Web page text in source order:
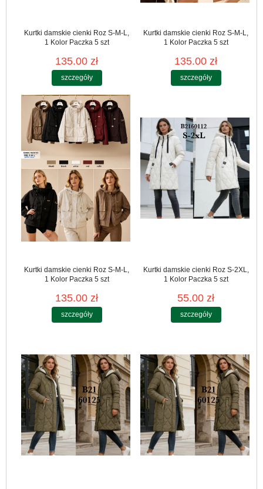
Kurtki damskie cienki Roz S-M-L,
1 Kolor Paczka 5 szt
135.00 zł
szczegóły
Kurtki damskie cienki Roz S-M-L,
1 Kolor Paczka 5 szt
135.00 zł
szczegóły
Kurtki damskie cienki Roz S-M-L,
1 Kolor Paczka 5 szt
135.00 zł
szczegóły
Kurtki damskie cienki Roz S-2XL,
1 Kolor Paczka 5 szt
55.00 zł
szczegóły